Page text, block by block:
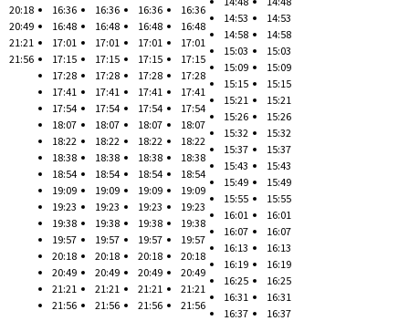
20:18
20:49
21:21
21:56
16:36
16:48
17:01
17:15
17:28
17:41
17:54
18:07
18:22
18:38
18:54
19:09
19:23
19:38
19:57
20:18
20:49
21:21
21:56
16:36
16:48
17:01
17:15
17:28
17:41
17:54
18:07
18:22
18:38
18:54
19:09
19:23
19:38
19:57
20:18
20:49
21:21
21:56
16:36
16:48
17:01
17:15
17:28
17:41
17:54
18:07
18:22
18:38
18:54
19:09
19:23
19:38
19:57
20:18
20:49
21:21
21:56
16:36
16:48
17:01
17:15
17:28
17:41
17:54
18:07
18:22
18:38
18:54
19:09
19:23
19:38
19:57
20:18
20:49
21:21
21:56
14:53
14:58
15:03
15:09
15:15
15:21
15:26
15:32
15:37
15:43
15:49
15:55
16:01
16:07
16:13
16:19
16:25
16:31
16:37
14:53
14:58
15:03
15:09
15:15
15:21
15:26
15:32
15:37
15:43
15:49
15:55
16:01
16:07
16:13
16:19
16:25
16:31
16:37